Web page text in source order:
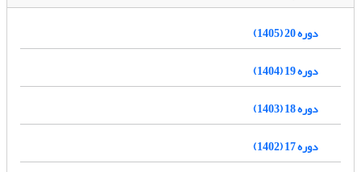
دوره 20 (1405)
دوره 19 (1404)
دوره 18 (1403)
دوره 17 (1402)